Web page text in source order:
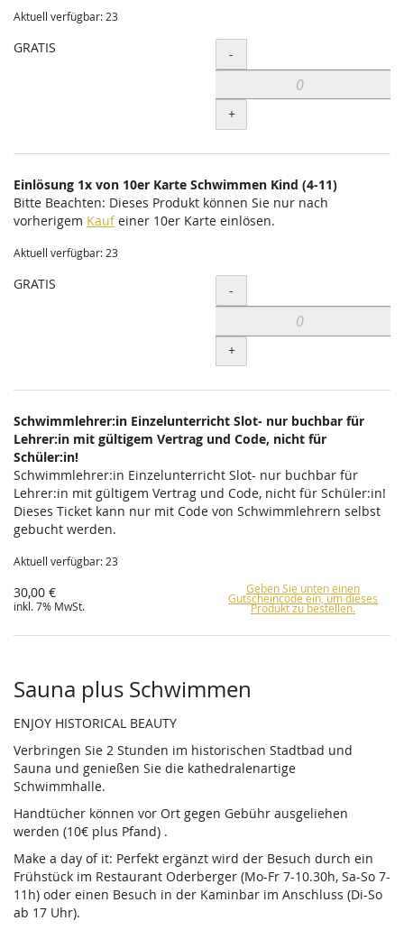
Aktuell verfügbar: 23
GRATIS Menge
-
+
Einlösung 1x von 10er Karte Schwimmen Kind (4-11)
Bitte Beachten: Dieses Produkt können Sie nur nach
vorherigem Kaufeiner 10er Karte einlösen.
Aktuell verfügbar: 23
GRATIS Menge
-
+
Schwimmlehrer:in Einzelunterricht Slot- nur buchbar für
Lehrer:in mit gültigem Vertrag und Code, nicht für
Schüler:in!
Schwimmlehrer:in Einzelunterricht Slot- nur buchbar für
Lehrer:in mit gültigem Vertrag und Code, nicht für Schüler:in!
Dieses Ticket kann nur mit Code von Schwimmlehrern selbst
gebucht werden.
Aktuell verfügbar: 23
30,00 €
inkl. 7% MwSt.
Geben Sie unten einen
Gutscheincode ein, um dieses
Produkt zu bestellen.
Sauna plus Schwimmen
ENJOY HISTORICAL BEAUTY
Verbringen Sie 2 Stunden im historischen Stadtbad und
Sauna und genießen Sie die kathedralenartige
Schwimmhalle.
Handtücher können vor Ort gegen Gebühr ausgeliehen
werden (10€ plus Pfand) .
Make a day of it: Perfekt ergänzt wird der Besuch durch ein
Frühstück im Restaurant Oderberger (Mo-Fr 7-10.30h, Sa-So 7-
11h) oder einen Besuch in der Kaminbar im Anschluss (Di-So
ab 17 Uhr).